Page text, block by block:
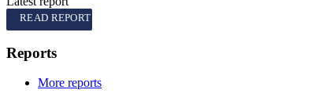
Reports
More reports